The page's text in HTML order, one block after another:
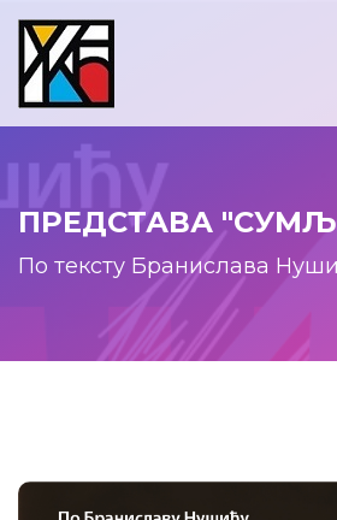
ПРЕДСТАВА
По тексту Бранислава